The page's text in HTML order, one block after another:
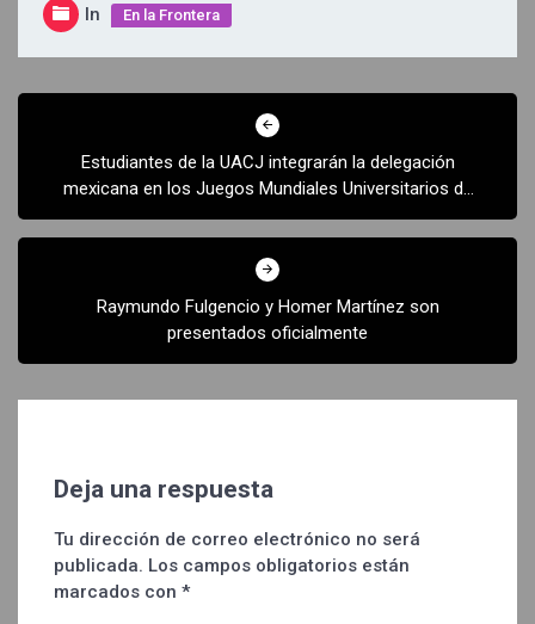
In En la Frontera
Navegación
entradasEstudiantes de la UACJ integrarán la delegación
mexicana en los Juegos Mundiales Universitarios de
Verano FISU 2025 en Alemania
Raymundo Fulgencio y Homer Martínez son
presentados oficialmente
Deja una respuesta
Tu dirección de correo electrónico no será
publicada. Los campos obligatorios están
marcados con *